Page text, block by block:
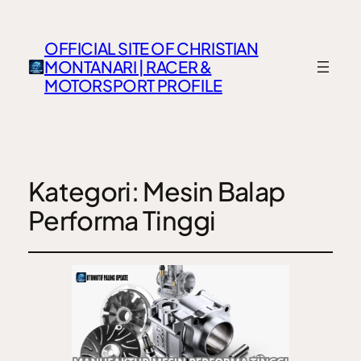
OFFICIAL SITE OF CHRISTIAN
MONTANARI | RACER &
MOTORSPORT PROFILE
Kategori: Mesin Balap
Performa Tinggi